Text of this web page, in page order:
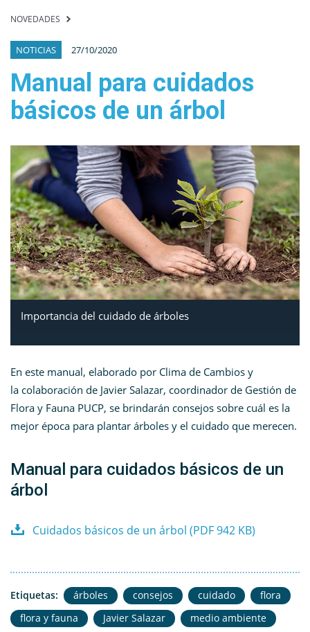
NOVEDADES
NOTICIAS 27/10/2020
Manual para cuidados
básicos de un árbol
Importancia del cuidado de árboles
En este manual, elaborado por Clima de Cambios y
la colaboración de Javier Salazar, coordinador de Gestión de
Flora y Fauna PUCP, se brindarán consejos sobre cuál es la
mejor época para plantar árboles y el cuidado que merecen.
Manual para cuidados básicos de un
árbol
Cuidados básicos de un árbol (PDF 942 KB)
Etiquetas: árboles consejos cuidado
flora
flora y fauna
Javier Salazar
medio ambiente